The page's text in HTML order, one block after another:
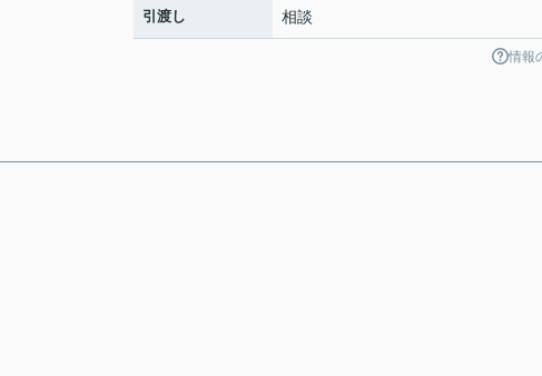
引渡し 相談
情報